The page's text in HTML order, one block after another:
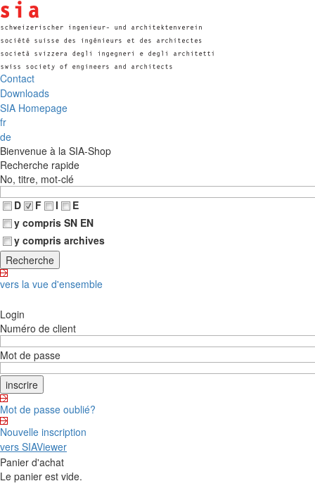
Contact
Downloads
SIA Homepage
fr
de
Bienvenue à la SIA-Shop
Recherche rapide
No, titre, mot-clé
D
F I
E
y compris SN EN
y compris archives
vers la vue d'ensemble
Login
Numéro de client
Mot de passe
Mot de passe oublié?
Nouvelle inscription
vers SIAViewer
Panier d'achat
Le panier est vide.